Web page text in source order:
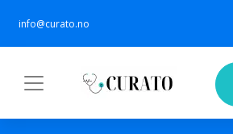
info@curato.no